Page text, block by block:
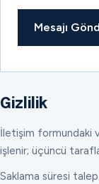
Mesajı
Gizlilik
İletişim formundaki
işlenir; üçüncü
Saklama süresi talep